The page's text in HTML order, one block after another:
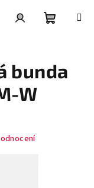
košík
bunda
W